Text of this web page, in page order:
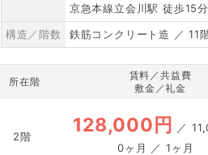
京急本線立会川駅 徒歩15分
構造／階数
鉄筋コンクリート造 ／ 11
所在階
賃料／共益費
敷金／礼金
2階 128,000円 ／
0ヶ月 ／ 1ヶ月